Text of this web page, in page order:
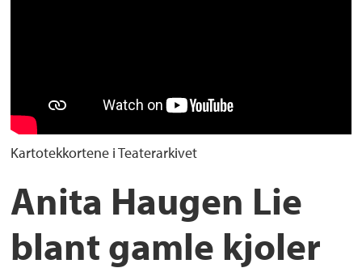
Kartotekkortene i Teaterarkivet
Anita Haugen Lie
blant gamle kjoler